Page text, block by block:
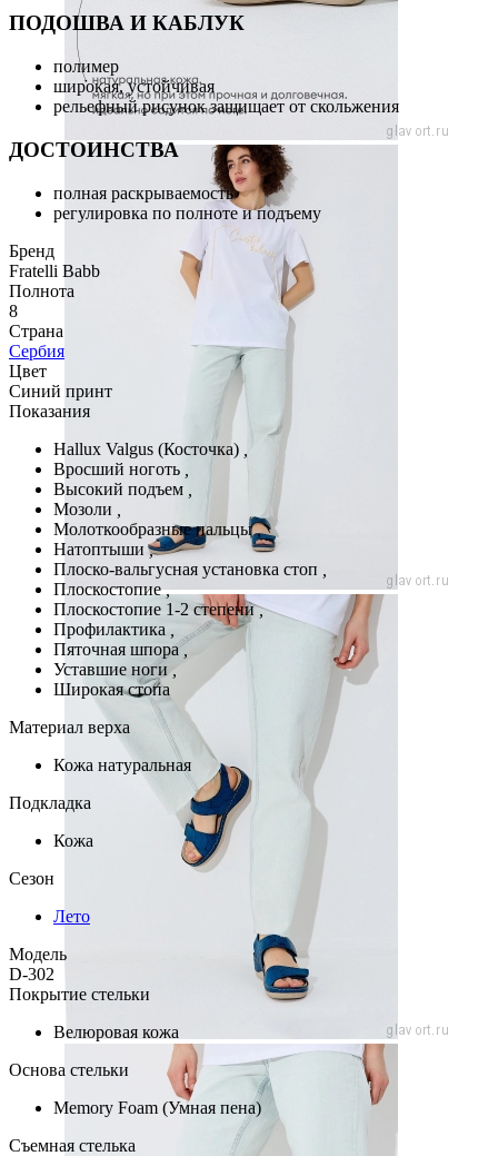
ПОДОШВА И КАБЛУК
полимер
широкая, устойчивая
рельефный рисунок защищает от скольжения
ДОСТОИНСТВА
полная раскрываемость
регулировка по полноте и подъему
Бренд
Fratelli Babb
Полнота
8
Страна
Сербия
Цвет
Синий принт
Показания
Hallux Valgus (Косточка)
Вросший ноготь
Высокий подъем
Мозоли
Молоткообразные пальцы,
Натоптыши,
Плоско-вальгусная установка стоп
Плоскостопие,
Плоскостопие 1-2 степени,
Профилактика
Пяточная шпора,
Уставшие ноги,
Широкая стопа
Материал верха
Кожа натуральная
Подкладка
Кожа
Сезон
Лето
Модель
D-302
Покрытие стельки
Велюровая кожа
Основа стельки
Memory Foam (Умная пена)
Съемная стелька